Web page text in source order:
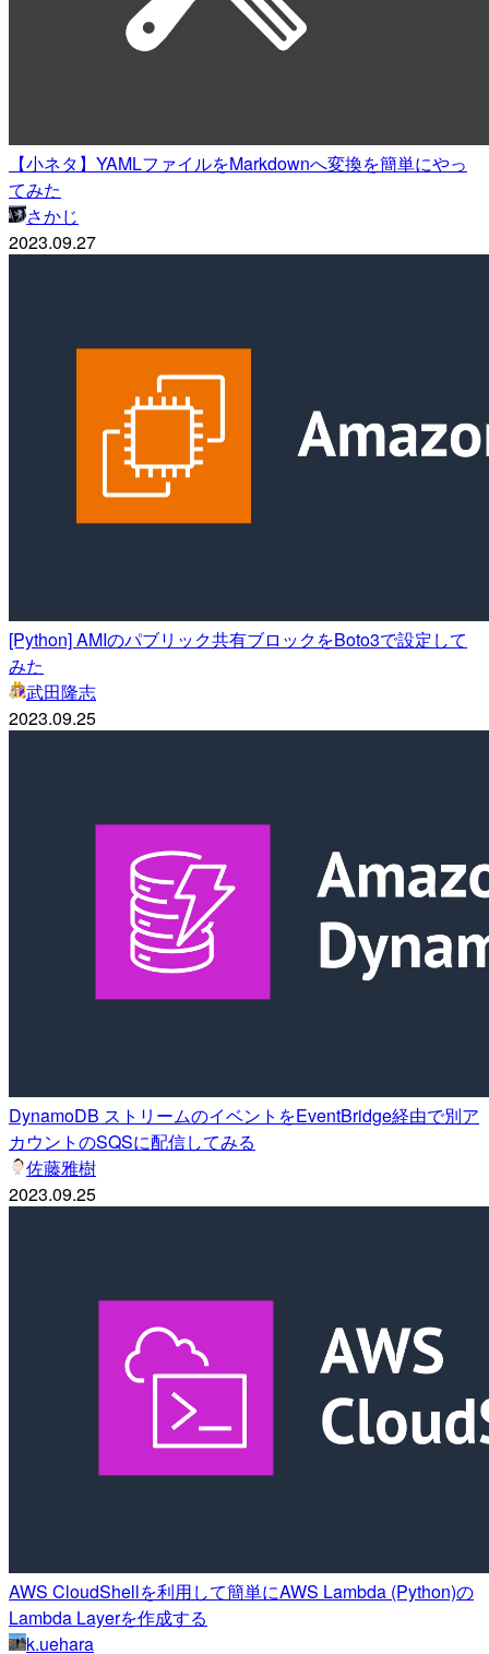
【小ネタ】YAMLファイルをMarkdownへ変換を簡単にやっ
てみた
さかじ
2023.09.27
[Python] AMIのパブリック共有ブロックをBoto3で設定して
みた
武田隆志
2023.09.25
DynamoDB ストリームのイベントをEventBridge経由で別ア
カウントのSQSに配信してみる
佐藤雅樹
2023.09.25
AWS CloudShellを利用して簡単にAWS Lambda (Python)の
Lambda Layerを作成する
k.uehara